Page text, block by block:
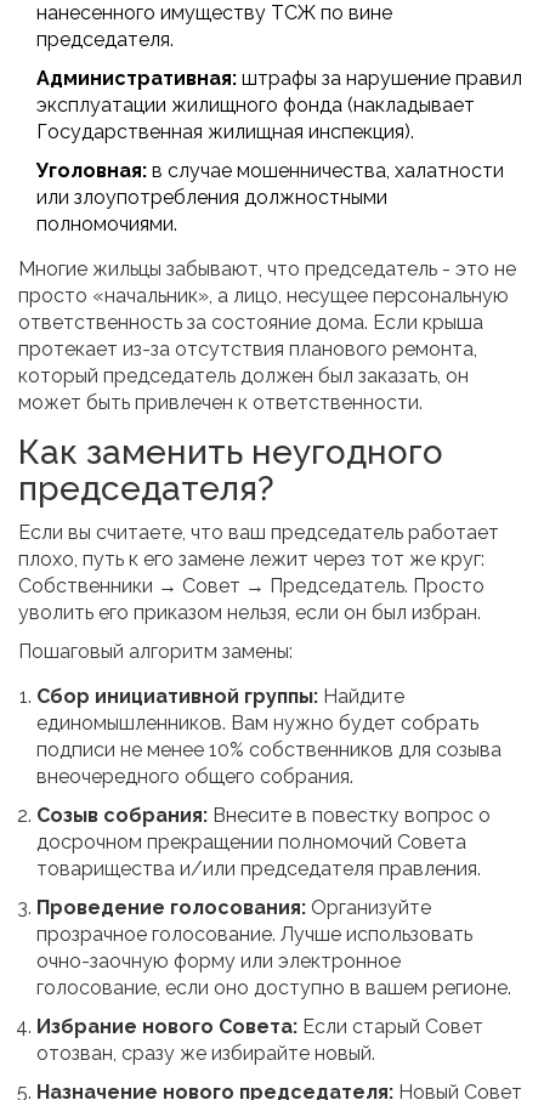
нанесенного имуществу ТСЖ по вине
председателя.
Административная: штрафы за нарушение правил
эксплуатации жилищного фонда (накладывает
Государственная жилищная инспекция).
Уголовная: в случае мошенничества, халатности
или злоупотребления должностными
полномочиями.
Многие жильцы забывают, что председатель - это не
просто «начальник», а лицо, несущее персональную
ответственность за состояние дома. Если крыша
протекает из-за отсутствия планового ремонта,
который председатель должен был заказать, он
может быть привлечен к ответственности.
Как заменить неугодного
председателя?
Если вы считаете, что ваш председатель работает
плохо, путь к его замене лежит через тот же круг:
Собственники → Совет → Председатель. Просто
уволить его приказом нельзя, если он был избран.
Пошаговый алгоритм замены:
Сбор инициативной группы: Найдите
единомышленников. Вам нужно будет собрать
подписи не менее 10% собственников для созыва
внеочередного общего собрания.
Созыв собрания: Внесите в повестку вопрос о
досрочном прекращении полномочий Совета
товарищества и/или председателя правления.
Проведение голосования: Организуйте
прозрачное голосование. Лучше использовать
очно-заочную форму или электронное
голосование, если оно доступно в вашем регионе.
Избрание нового Совета: Если старый Совет
отозван, сразу же избирайте новый.
Назначение нового председателя: Новый Совет